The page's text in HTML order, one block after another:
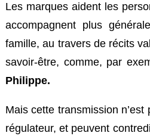
Les marques aident les
accompagnent plus
famille, au travers de récits
savoir-être, comme, par
Philippe.
Mais cette transmission
régulateur, et peuvent